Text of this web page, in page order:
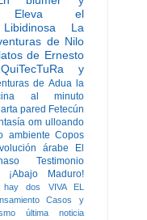
Eleva el
Libidinosa
La
de Nilo
de Ernesto
y
de Adua la
al minuto
pared Fetecún
om ulloando
ambiente Copos
árabe
El
Testimonio
¡Abajo Maduro!
hay dos
VIVA EL
Casos y
última noticia